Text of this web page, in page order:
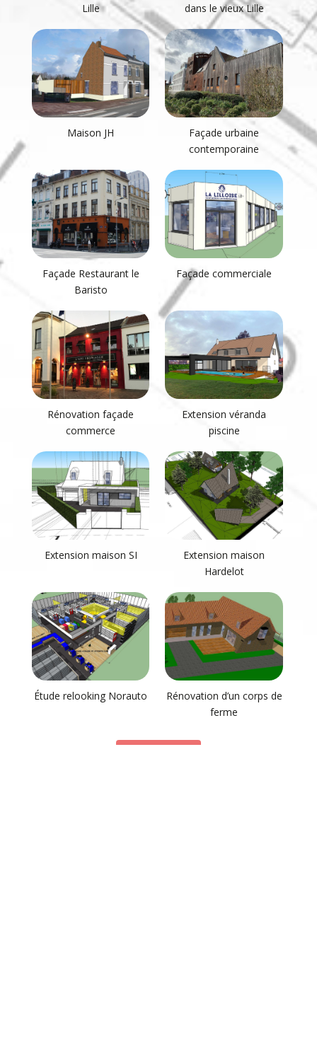
Lille
dans le vieux Lille
Maison JH
Façade urbaine
contemporaine
Façade Restaurant le
Baristo
Façade commerciale
Rénovation façade
commerce
Extension véranda
piscine
Extension maison SI
Extension maison
Hardelot
Étude relooking Norauto
Rénovation d’un corps de
ferme